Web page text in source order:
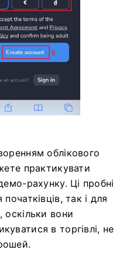
облікового
практикувати
рахунку. Ці пробні
так і для
оскільки вони
в торгівлі, не